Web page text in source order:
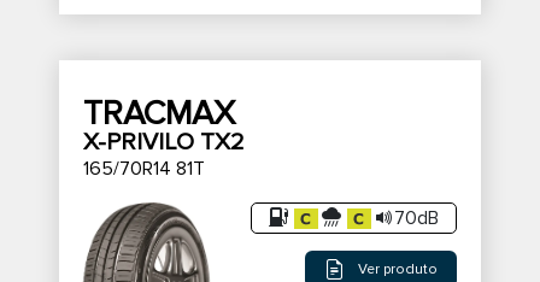
TRACMAX
X-PRIVILO TX2
165/70R14 81T
70dB
Ver produto